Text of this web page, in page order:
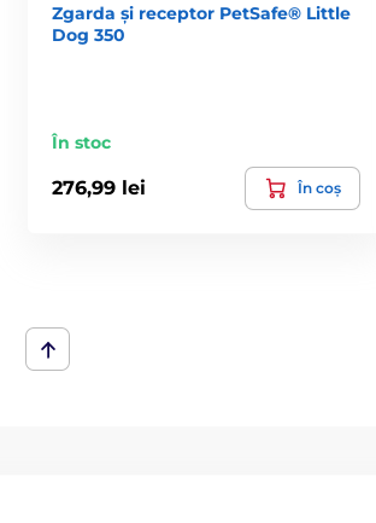
Zgarda și receptor PetSafe® Little
Dog 350
În stoc
276,99 lei În coș